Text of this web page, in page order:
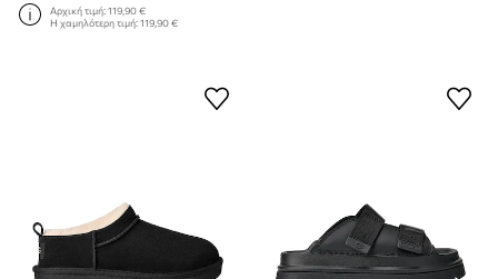
Αρχική τιμή:119,90 €
Η χαμηλότερη τιμή:119,90 €